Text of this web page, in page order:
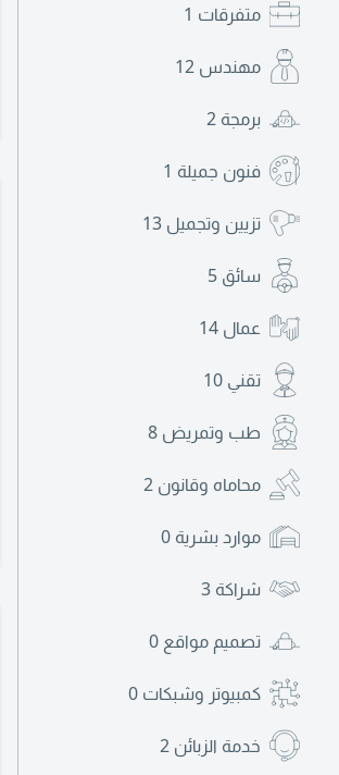
متفرقات 1
مهندس 12
برمجة 2
فنون جميلة 1
تزيين وتجميل 13
سائق 5
عمال 14
تقني 10
طب وتمريض 8
محاماه وقانون 2
موارد بشرية 0
شراكة 3
تصميم مواقع 0
كمبيوتر وشبكات 0
خدمة الزبائن 2